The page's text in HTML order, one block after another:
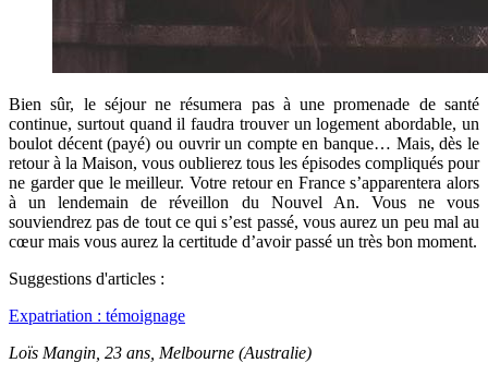
Bien sûr, le séjour ne résumera pas à une promenade de santé
continue, surtout quand il faudra trouver un logement abordable, un
boulot décent (payé) ou ouvrir un compte en banque… Mais, dès le
retour à la Maison, vous oublierez tous les épisodes compliqués pour
ne garder que le meilleur. Votre retour en France s’apparentera alors
à un lendemain de réveillon du Nouvel An. Vous ne vous
souviendrez pas de tout ce qui s’est passé, vous aurez un peu mal au
cœur mais vous aurez la certitude d’avoir passé un très bon moment.
Suggestions d'articles :
Expatriation : témoignage
Loïs Mangin, 23 ans, Melbourne (Australie)